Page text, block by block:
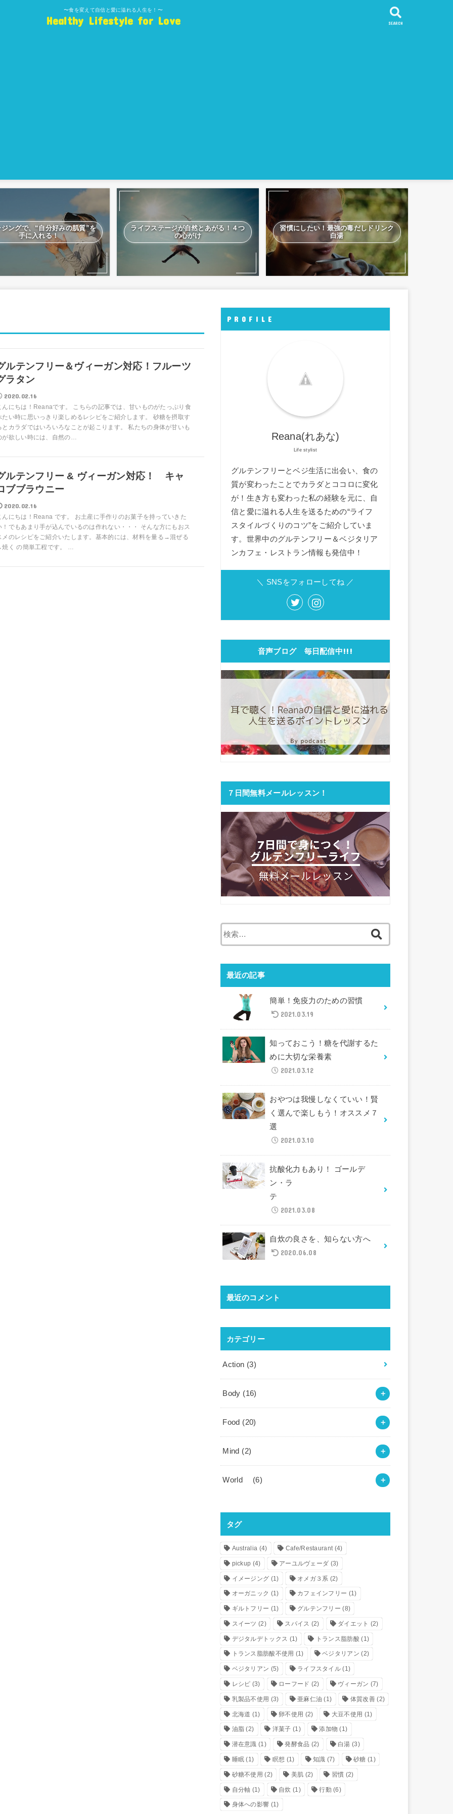
〜食を変えて自信と愛に溢れる人生を！〜
Healthy Lifestyle for Love SEARCH
ングで、“自分好みの肌質”を
手に入れる！
ライフステージが自然とあがる！４つ
の心がけ
習慣にしたい！最強の毒だしドリンク
白湯
ルテンフリー＆ヴィーガン対応！フルーツ
ラタン
2020.02.16
んにちは！Reanaです。 こちらの記事では、甘いものがたっぷり食
たい時に思いっきり楽しめるレシピをご紹介します。 砂糖を摂取す
とカラダではいろいろなことが起こります。 私たちの身体が甘いも
が欲しい時には、自然の…
ルテンフリー & ヴィーガン対応！ キャ
ブブラウニー
2020.02.16
んにちは！Reana です。 お土産に手作りのお菓子を持っていきた
！でもあまり手が込んでいるのは作れない・・・ そんな方にもおス
メのレシピをご紹介いたします。基本的には、材料を量る→混ぜる
く の簡単工程です。 …
P R O F I L E
Reana(れあな)
Life stylist
グルテンフリーとベジ生活に出会い、食の
質が変わったことでカラダとココロに変化
が！生き方も変わった私の経験を元に、自
信と愛に溢れる人生を送るための“ライフ
スタイルづくりのコツ”をご紹介していま
す。世界中のグルテンフリー＆ベジタリア
ンカフェ・レストラン情報も発信中！
＼ SNSをフォローしてね ／
音声ブログ 毎日配信中!!!
７日間無料メールレッスン！
索
最近の記事
簡単！免疫力のための習慣
2021.03.19
知っておこう！糖を代謝するた
めに大切な栄養素
2021.03.12
おやつは我慢しなくていい！賢
く選んで楽しもう！オススメ７
選
2021.03.10
抗酸化力もあり！ ゴールデ
ン・ラ
テ
2021.03.08
自炊の良さを、知らない方へ
2020.06.08
最近のコメント
カテゴリー
Action (3)
Body (16)
Food (20)
Mind (2)
World (6)
タグ
Australia (4) Cafe/Restaurant(4)
pickup (4) アーユルヴェーダ (3)
イメージング (1) オメガ３系 (2)
オーガニック (1) カフェインフリー (1)
ギルトフリー (1) グルテンフリー (8)
スイーツ (2) スパイス (2) ダイエット (2)
デジタルデトックス (1) トランス脂肪酸 (1)
トランス脂肪酸不使用 (1) ベジタリアン (2)
ベジタリアン (5) ライフスタイル (1)
レシピ (3) ローフード (2) ヴィーガン (7)
乳製品不使用 (3) 亜麻仁油 (1) 体質改善(2)
北海道 (1) 卵不使用 (2) 大豆不使用 (1)
油脂 (2) 洋菓子 (1) 添加物 (1)
潜在意識 (1) 発酵食品 (2) 白湯 (3)
睡眠 (1) 瞑想 (1) 知識 (7) 砂糖 (1)
砂糖不使用 (2) 美肌 (2) 習慣 (2)
自分軸 (1) 自炊 (1) 行動(6)
身体への影響 (1)